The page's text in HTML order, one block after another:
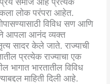
लोक परंपरा आहेत.
विविध सण आणि
आपला आनंद व्यक्त
सादर केले जाते. राज्याची
प्रत्येक राज्याचा एक
भारतातील विविध
माहिती दिली आहे.